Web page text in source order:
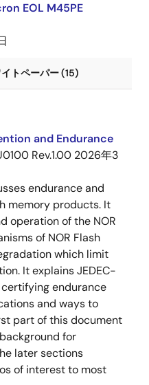
EOL M45PE
トペーパー (15)
and Endurance
Rev.1.00 2026年3
endurance and
memory products. It
operation of the NOR
of NOR Flash
which limit
It explains JEDEC-
endurance
and ways to
part of this document
for
later sections
of interest to most